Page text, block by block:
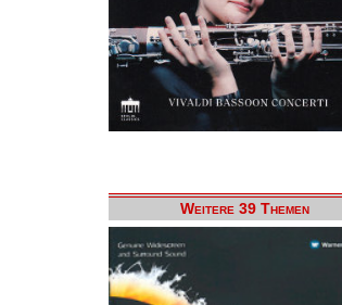
Weitere 39 Themen